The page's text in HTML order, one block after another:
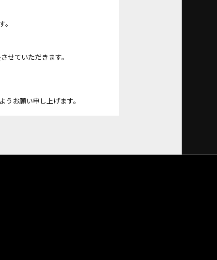
せていただきます。
お願い申し上げます。